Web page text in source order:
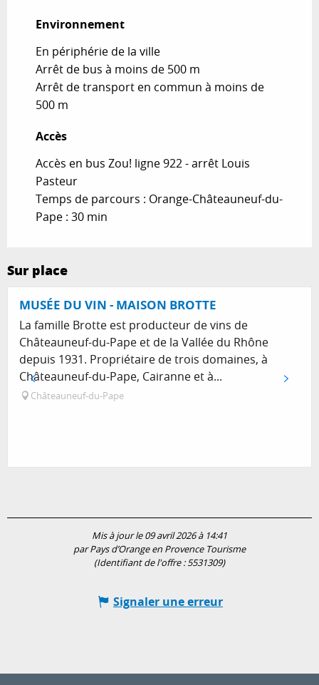
Environnement
Environnement
En périphérie de la ville
Arrêt de bus à moins de 500 m
Arrêt de transport en commun à moins de
500 m
Accès
Accès
Accès en bus Zou! ligne 922 - arrêt Louis
Pasteur
Temps de parcours : Orange-Châteauneuf-du-
Pape : 30 min
Sur place
MUSÉE DU VIN - MAISON BROTTE
La famille Brotte est producteur de vins de
Châteauneuf-du-Pape et de la Vallée du Rhône
depuis 1931. Propriétaire de trois domaines, à
Châteauneuf-du-Pape, Cairanne et à...
Châteauneuf-du-Pape
Mis à jour le 09 avril 2026 à 14:41
par Pays d’Orange en Provence Tourisme
(Identifiant de l'offre :5531309)
Signaler une erreur